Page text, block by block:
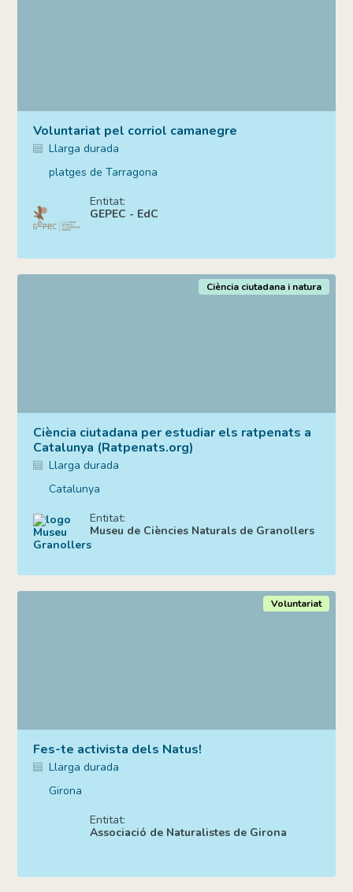
Voluntariat pel corriol camanegre
Llarga durada
platges de Tarragona
Entitat:
GEPEC - EdC
Ciència ciutadana per estudiar els ratpenats a
Catalunya (Ratpenats.org)
Llarga durada
Catalunya
Ciència ciutadana i natura
Entitat:
Museu de Ciències Naturals de Granollers
Fes-te activista dels Natus!
Llarga durada
Girona
Voluntariat
Entitat:
Associació de Naturalistes de Girona